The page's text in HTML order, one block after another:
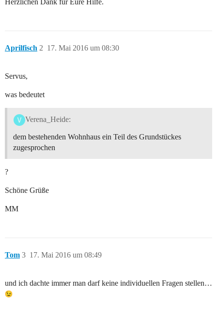
Herzlichen Dank für Eure Hilfe.
Aprilfisch 17. Mai 2016 um 08:30
2
Servus,
was bedeutet
Verena_Heide:
dem bestehenden Wohnhaus ein Teil des Grundstückes
zugesprochen
?
Schöne Grüße
MM
Tom 17. Mai 2016 um 08:49
3
und ich dachte immer man darf keine individuellen Fragen stellen…